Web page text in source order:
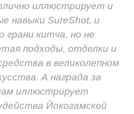
иллюстрирует и
навыки SureShot, и
грани китча, но не
подходы, отделки и
в великолепном
А награда за
иллюстрирует
Йокогамской